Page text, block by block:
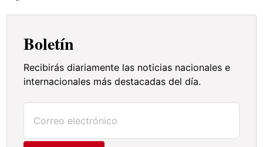
Boletín
Recibirás diariamente las noticias nacionales e
internacionales más destacadas del día.